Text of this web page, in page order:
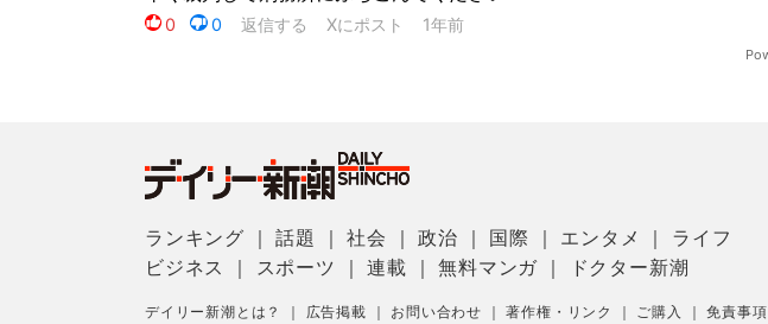
ランキング ｜話題 ｜社会 ｜政治 国際 エンタメ
ライフ
ビジネス
スポーツ ｜連載 ｜無料マンガ ドクター新潮
デイリー新潮とは？ 広告掲載 お問い合わせ ｜著作権・リンク ご購入 ｜免責事項